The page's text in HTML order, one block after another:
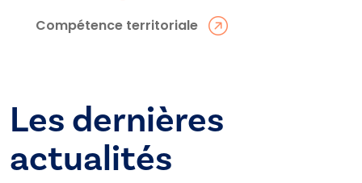
Compétence territoriale
Les dernières
actualités